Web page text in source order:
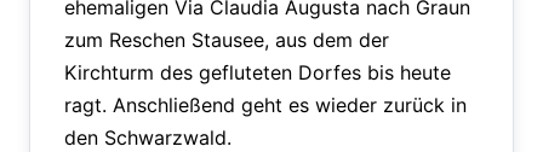
ehemaligen Via Claudia Augusta nach Graun
zum Reschen Stausee, aus dem der
Kirchturm des gefluteten Dorfes bis heute
ragt. Anschließend geht es wieder zurück in
den Schwarzwald.